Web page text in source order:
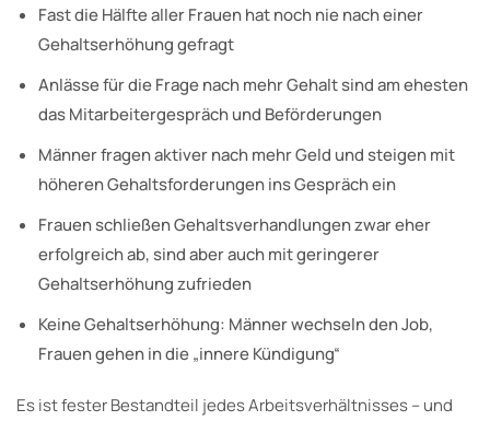
Fast die Hälfte aller Frauen hat noch nie nach einer
Gehaltserhöhung gefragt
Anlässe für die Frage nach mehr Gehalt sind am ehesten
das Mitarbeitergespräch und Beförderungen
Männer fragen aktiver nach mehr Geld und steigen mit
höheren Gehaltsforderungen ins Gespräch ein
Frauen schließen Gehaltsverhandlungen zwar eher
erfolgreich ab, sind aber auch mit geringerer
Gehaltserhöhung zufrieden
Keine Gehaltserhöhung: Männer wechseln den Job,
Frauen gehen in die „innere Kündigung“
Es ist fester Bestandteil jedes Arbeitsverhältnisses – und